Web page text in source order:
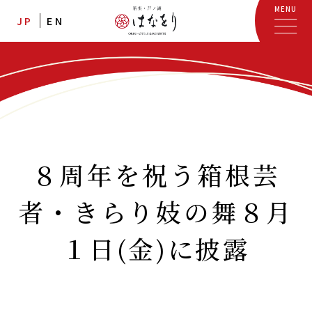
JP EN
MENU
８周年を祝う箱根芸
者・きらり妓の舞８月
１日(金)に披露